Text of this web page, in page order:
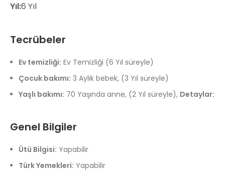
Yıl:6 Yıl
Tecrübeler
Ev temizliği: Ev Temizliği (6 Yıl süreyle)
Çocuk bakımı: 3 Aylık bebek, (3 Yıl süreyle)
Yaşlı bakımı: 70 Yaşında anne, (2 Yıl süreyle), Detaylar:
Genel Bilgiler
Ütü Bilgisi: Yapabilir
Türk Yemekleri: Yapabilir